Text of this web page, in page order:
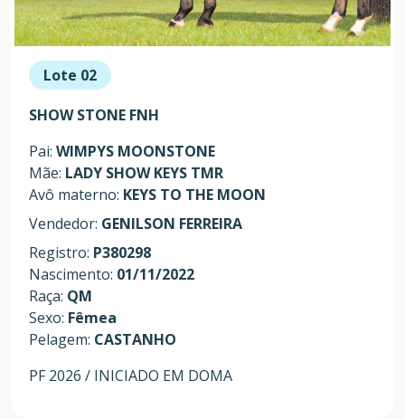
Lote 02
SHOW STONE FNH
Pai: WIMPYS MOONSTONE
Mãe: LADY SHOW KEYS TMR
Avô materno: KEYS TO THE MOON
Vendedor: GENILSON FERREIRA
Registro: P380298
Nascimento: 01/11/2022
Raça: QM
Sexo: Fêmea
Pelagem: CASTANHO
PF 2026 / INICIADO EM DOMA